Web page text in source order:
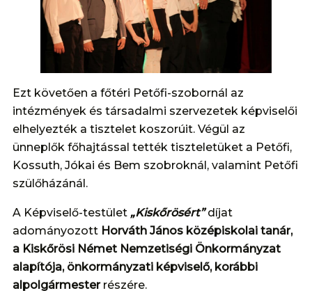
Ezt követően a főtéri Petőfi-szobornál az
intézmények és társadalmi szervezetek képviselői
elhelyezték a tisztelet koszorúit. Végül az
ünneplők főhajtással tették tiszteletüket a Petőfi,
Kossuth, Jókai és Bem szobroknál, valamint Petőfi
szülőházánál.
A Képviselő-testület „Kiskőrösért”díjat
adományozott Horváth János középiskolai tanár,
a Kiskőrösi Német Nemzetiségi Önkormányzat
alapítója, önkormányzati képviselő, korábbi
alpolgármester részére.